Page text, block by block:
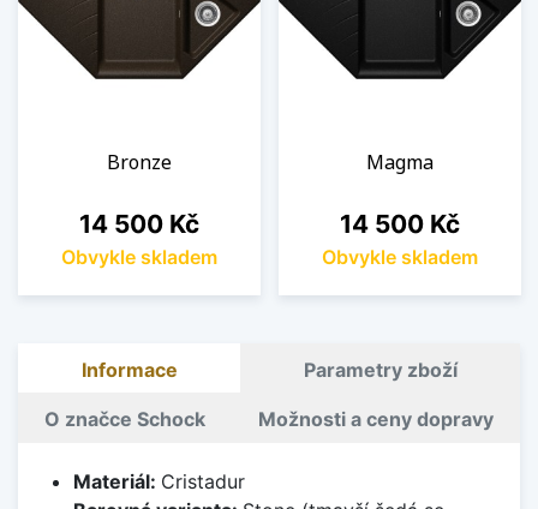
Bronze
Cena
14 500 Kč
Obvykle skladem
Magma
Cena
14 500 Kč
Obvykle skladem
Informace Parametry zboží
O značce Schock Možnosti a ceny dopravy
Materiál: Cristadur